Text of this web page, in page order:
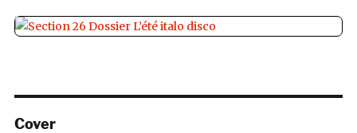
Cover